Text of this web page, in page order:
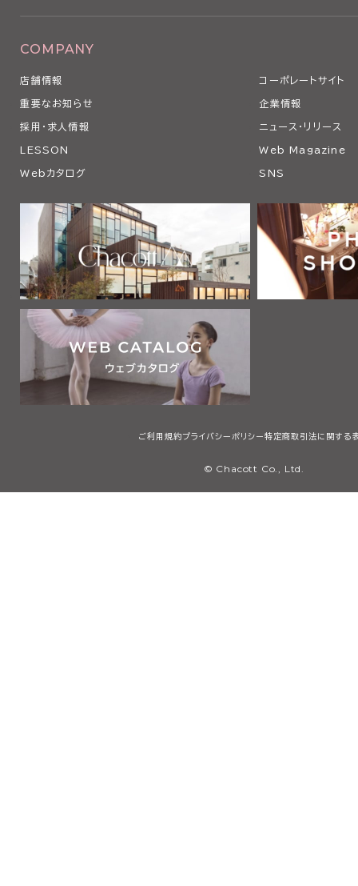
COMPANY
店舗情報 コーポレートサイト
重要なお知らせ 企業情報
採用・求人情報 ニュース・リリース
LESSON Web Magazine
Webカタログ SNS
ご利用規約プライバシーポリシー 特定商取引法に関する
© Chacott Co., Ltd.